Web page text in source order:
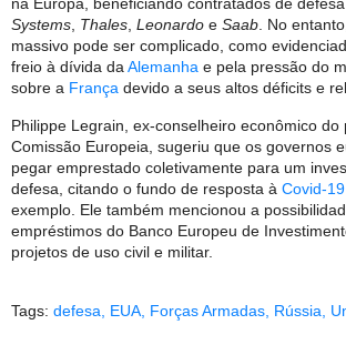
Systems Thales Leonardo e Saab . No
massivo pode ser complicado, como
freio à dívida da Alemanha e pela pressão do
sobre a França devido a seus altos déficits e
Philippe Legrain, ex-conselheiro econômico do
Comissão Europeia, sugeriu que os governos
pegar emprestado coletivamente para um
defesa, citando o fundo de resposta à Covid-19
exemplo. Ele também mencionou a
empréstimos do Banco Europeu de
projetos de uso civil e militar.
Tags: defesa EUA Forças Armadas Rússia